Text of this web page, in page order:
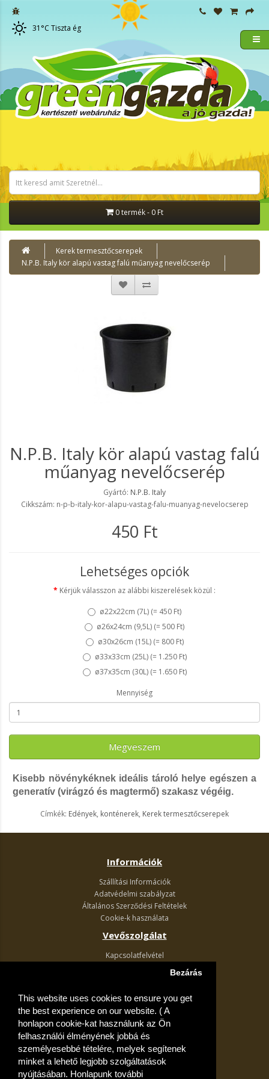
This website uses cookies to ensure you get
the best experience on our website. ( A
honlapon cookie-kat használunk az Ön
felhasználói élményének jobbá és
személyesebbé tételére, melyek segítenek
minket a lehető legjobb szolgáltatások
nyújtásában. Honlapunk további
Bezárás
31 °C Tiszta ég
0 termék - 0 Ft
Kerek termesztőcserepek
N.P.B. Italy kör alapú vastag falú műanyag nevelőcserép
N.P.B. Italy kör alapú vastag falú
műanyag nevelőcserép
Gyártó: N.P.B. Italy
Cikkszám: n-p-b-italy-kor-alapu-vastag-falu-muanyag-nevelocserep
450 Ft
Lehetséges opciók
Kérjük válasszon az alábbi kiszerelések közül :
ø22x22cm (7L) (= 450 Ft)
ø26x24cm (9,5L) (= 500 Ft)
ø30x26cm (15L) (= 800 Ft)
ø33x33cm (25L) (= 1.250 Ft)
ø37x35cm (30L) (= 1.650 Ft)
Mennyiség
Megveszem
Kisebb növénykéknek ideális tároló helye egészen a
generatív (virágzó és magtermő) szakasz végéig.
Címkék: Edények, konténerek, Kerek termesztőcserepek
Információk
Szállítási Információk
Adatvédelmi szabályzat
Általános Szerződési Feltételek
Cookie-k használata
Vevőszolgálat
Kapcsolatfelvétel
Akciós ajánlatok
Fiók
Kívánságlista